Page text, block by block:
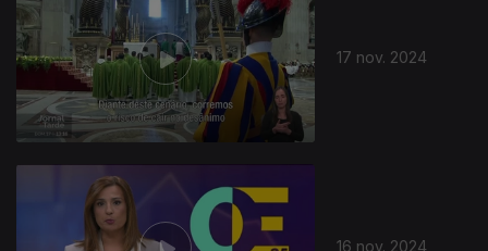
17 nov. 2024
16 nov. 2024